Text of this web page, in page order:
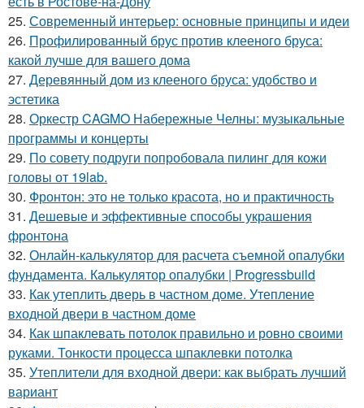
25. Современный интерьер: основные принципы и идеи
26. Профилированный брус против клееного бруса:
какой лучше для вашего дома
27. Деревянный дом из клееного бруса: удобство и
эстетика
28. Оркестр CAGMO Набережные Челны: музыкальные
программы и концерты
29. По совету подруги попробовала пилинг для кожи
головы от 19lab.
30. Фронтон: это не только красота, но и практичность
31. Дешевые и эффективные способы украшения
фронтона
32. Онлайн-калькулятор для расчета съемной опалубки
фундамента. Калькулятор опалубки | Progressbuild
33. Как утеплить дверь в частном доме. Утепление
входной двери в частном доме
34. Как шпаклевать потолок правильно и ровно своими
руками. Тонкости процесса шпаклевки потолка
35. Утеплители для входной двери: как выбрать лучший
вариант